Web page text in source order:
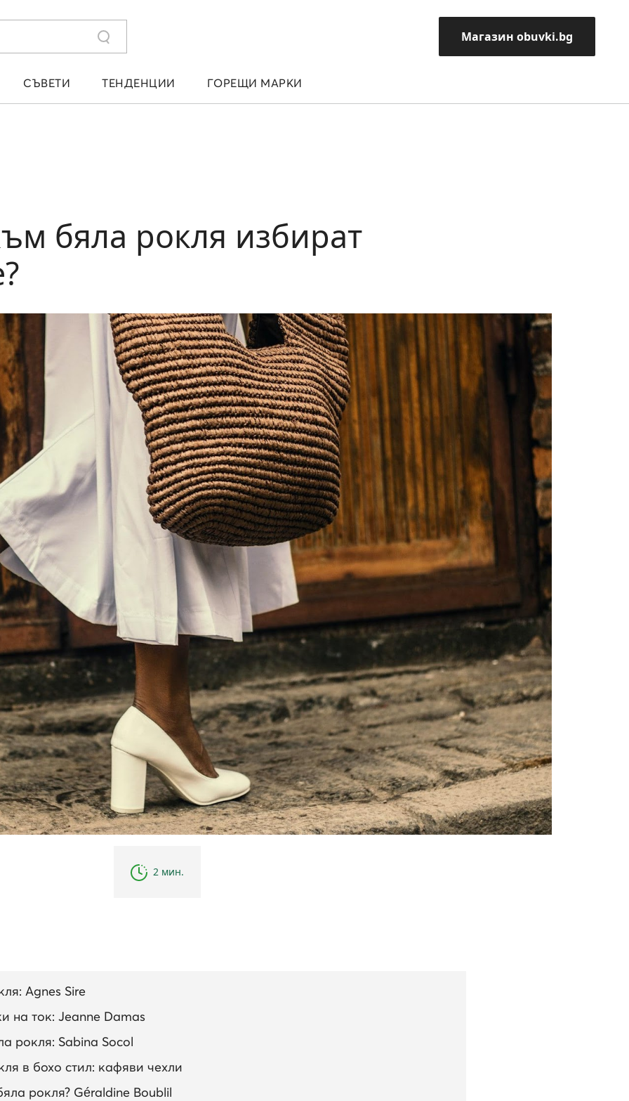
Магазин obuvki.bg
СЪВЕТИ ТЕНДЕНЦИИ ГОРЕЩИ МАРКИ
бяла рокля избират
Тенденции
2 мин.
Agnes Sire
на ток: Jeanne Damas
рокля: Sabina Socol
в бохо стил: кафяви чехли
рокля? Géraldine Boublil